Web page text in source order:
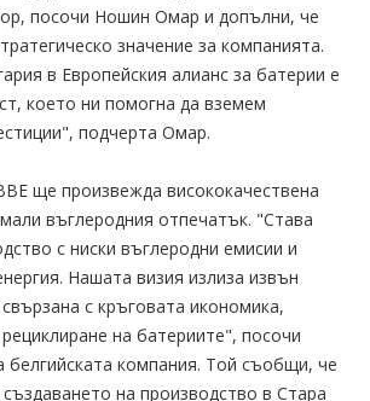
посочи Ношин Омар и допълни, че
значение за компанията.
в Европейския алианс за батерии е
което ни помогна да вземем
подчерта Омар.
ще произвежда висококачествена
въглеродния отпечатък. "Става
с ниски въглеродни емисии и
Нашата визия излиза извън
с кръговата икономика,
на батериите", посочи
белгийската компания. Той съобщи, че
на производство в Стара